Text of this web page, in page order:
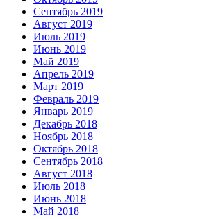
Сентябрь 2019
Август 2019
Июль 2019
Июнь 2019
Май 2019
Апрель 2019
Март 2019
Февраль 2019
Январь 2019
Декабрь 2018
Ноябрь 2018
Октябрь 2018
Сентябрь 2018
Август 2018
Июль 2018
Июнь 2018
Май 2018